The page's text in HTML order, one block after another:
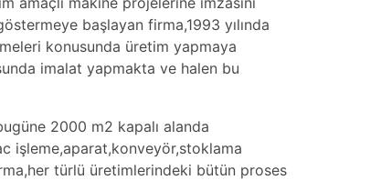
başlayan firma,1993 yılında
konusunda üretim yapmaya
imalat yapmakta ve halen bu
2000 m2 kapalı alanda
işleme,aparat,konveyör,stoklama
türlü üretimlerindeki bütün proses